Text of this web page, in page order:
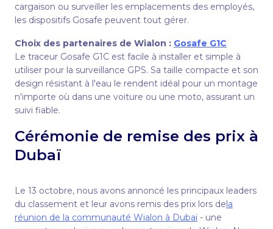
cargaison ou surveiller les emplacements des employés,
les dispositifs Gosafe peuvent tout gérer.
Choix des partenaires de Wialon : Gosafe G1C
Le traceur Gosafe G1C est facile à installer et simple à
utiliser pour la surveillance GPS. Sa taille compacte et son
design résistant à l'eau le rendent idéal pour un montage
n'importe où dans une voiture ou une moto, assurant un
suivi fiable.
Cérémonie de remise des prix à
Dubaï
Le 13 octobre, nous avons annoncé les principaux leaders
du classement et leur avons remis des prix lors dela
réunion de la communauté Wialon à Dubaï- une